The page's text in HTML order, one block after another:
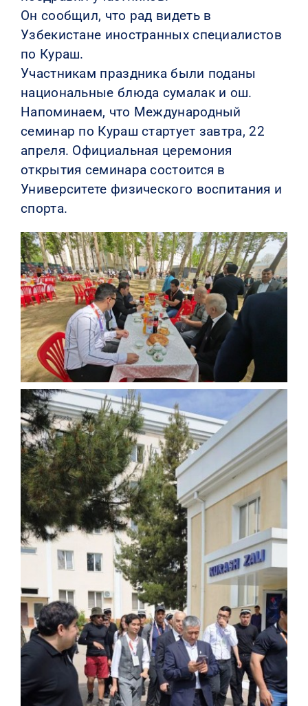
Он сообщил, что рад видеть в
Узбекистане иностранных специалистов
по Кураш.
Участникам праздника были поданы
национальные блюда сумалак и ош.
Напоминаем, что Международный
семинар по Кураш стартует завтра, 22
апреля. Официальная церемония
открытия семинара состоится в
Университете физического воспитания и
спорта.